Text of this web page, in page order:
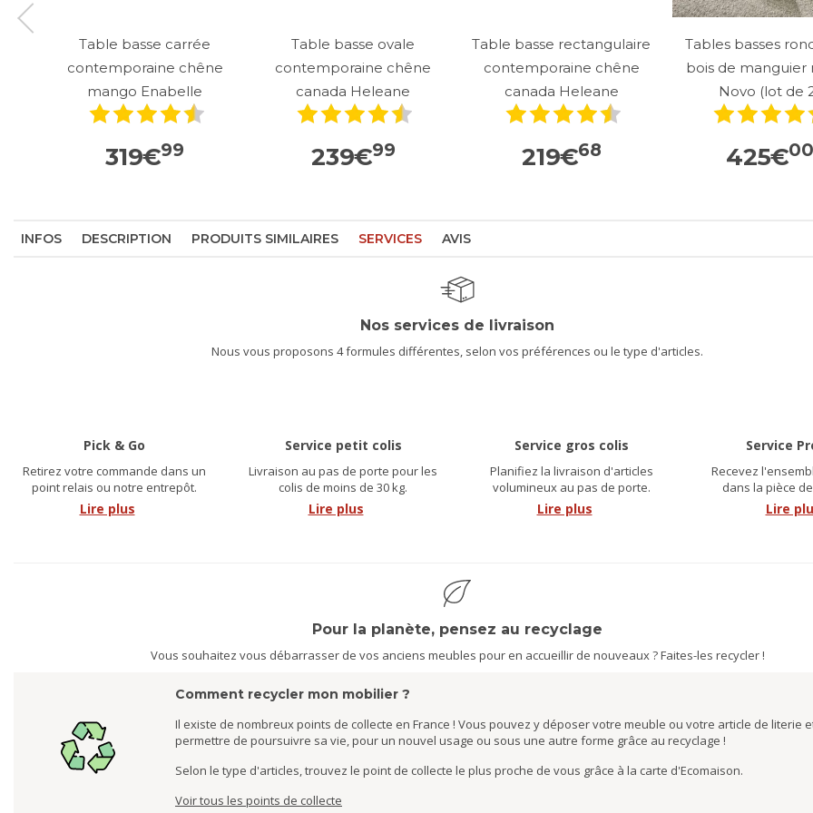
Table basse carrée
contemporaine chêne
mango Enabelle
319€99
Table basse ovale
contemporaine chêne
canada Heleane
239€99
Table basse rectangulaire
contemporaine chêne
canada Heleane
219€68
Tables basses
bois de manguier
Novo (lot de
425€00
INFOS DESCRIPTION PRODUITS SIMILAIRES SERVICES AVIS
Nos services de livraison
Nous vous proposons 4 formules différentes, selon vos préférences ou le type d'articles.
Pick & Go
Retirez votre commande dans un
point relais ou notre entrepôt.
Lire plus
Service petit colis
Livraison au pas de porte pour les
colis de moins de 30 kg.
Lire plus
Service gros colis
Planifiez la livraison d'articles
volumineux au pas de porte.
Lire plus
Service
Recevez
dans la pièce
Lire
Pour la planète, pensez au recyclage
Vous souhaitez vous débarrasser de vos anciens meubles pour en accueillir de nouveaux ? Faites-les recycler !
Comment recycler mon mobilier ?
Il existe de nombreux points de collecte en France ! Vous pouvez y déposer votre meuble ou votre article de literie
permettre de poursuivre sa vie, pour un nouvel usage ou sous une autre forme grâce au recyclage !
Selon le type d'articles, trouvez le point de collecte le plus proche de vous grâce à la carte d'Ecomaison.
Voir tous les points de collecte